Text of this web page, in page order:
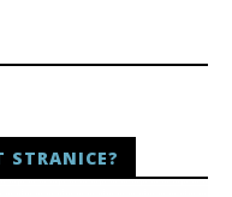
STRANICE?